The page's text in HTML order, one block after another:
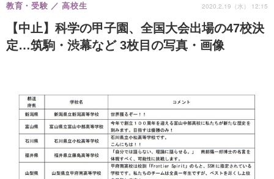
【中止】科学の甲子園、全国大会出場の47校決
定…筑駒・渋幕など 3枚目の写真・画像
教育・受験 高校生 2020.2.19（水） 12:15